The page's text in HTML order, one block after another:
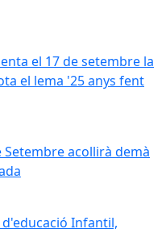
el 17 de setembre
el 17 de setembre la
el lema '25 anys fent
acollirà demà
acollirà demà
Infantil,
Infantil,